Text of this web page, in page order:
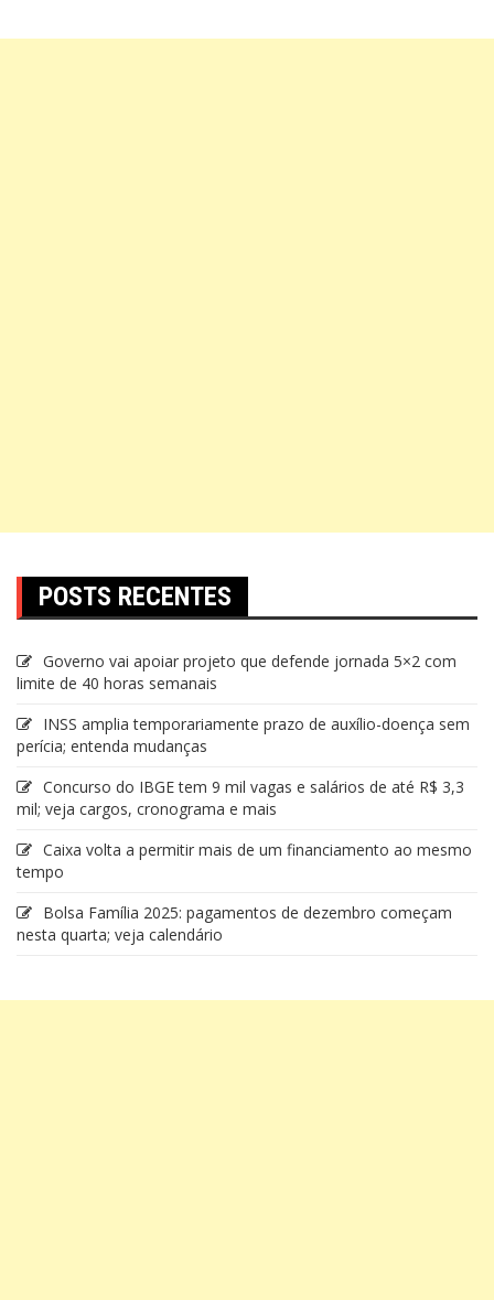
POSTS RECENTES
Governo vai apoiar projeto que defende jornada 5×2 com
limite de 40 horas semanais
INSS amplia temporariamente prazo de auxílio-doença sem
perícia; entenda mudanças
Concurso do IBGE tem 9 mil vagas e salários de até R$ 3,3
mil; veja cargos, cronograma e mais
Caixa volta a permitir mais de um financiamento ao mesmo
tempo
Bolsa Família 2025: pagamentos de dezembro começam
nesta quarta; veja calendário